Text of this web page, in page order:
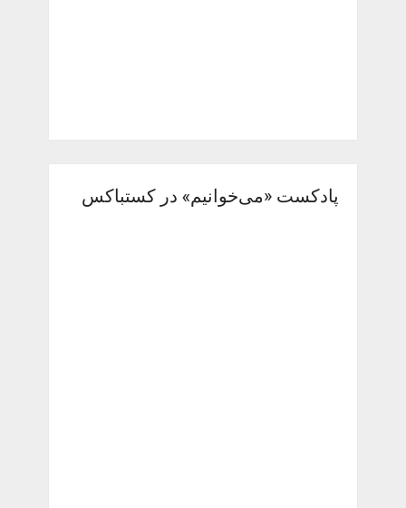
پادکست «می‌خوانیم» در کستباکس